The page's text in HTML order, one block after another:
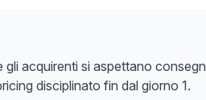
acquirenti si aspettano
disciplinato fin dal giorno 1.